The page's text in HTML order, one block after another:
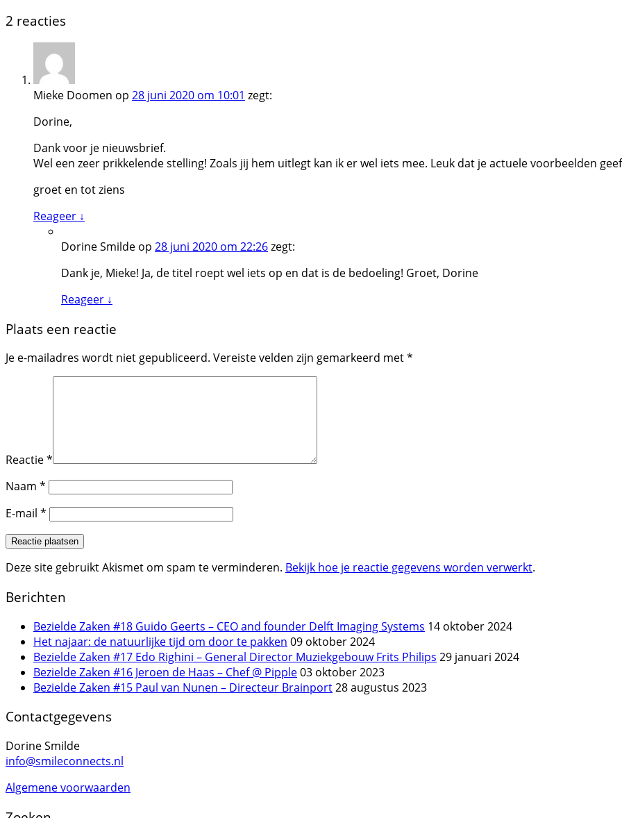
2 reacties
Mieke Doomen op 28 juni 2020 om 10:01 zegt:
Dorine,
Dank voor je nieuwsbrief.
Wel een zeer prikkelende stelling! Zoals jij hem uitlegt kan ik er wel iets mee. Leuk dat je actuele voorbeelden
groet en tot ziens
Reageer ↓
Dorine Smilde op 28 juni 2020 om 22:26zegt:
Dank je, Mieke! Ja, de titel roept wel iets op en dat is de bedoeling! Groet, Dorine
Reageer ↓
Plaats een reactie
Je e-mailadres wordt niet gepubliceerd. Vereiste velden zijn gemarkeerd met*
Reactie*
Naam *
E-mail *
Deze site gebruikt Akismet om spam te verminderen. Bekijk hoe je reactie gegevens worden verwerkt.
Berichten
Bezielde Zaken #18 Guido Geerts – CEO and founder Delft Imaging Systems 14 oktober 2024
Het najaar: de natuurlijke tijd om door te pakken 09 oktober 2024
Bezielde Zaken #17 Edo Righini – General Director Muziekgebouw Frits Philips 29 januari 2024
Bezielde Zaken #16 Jeroen de Haas – Chef @ Pipple03 oktober 2023
Bezielde Zaken #15 Paul van Nunen – Directeur Brainport28 augustus 2023
Contactgegevens
Dorine Smilde
info@smileconnects.nl
Algemene voorwaarden